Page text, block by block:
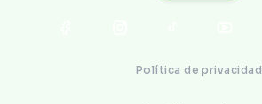
Política de privacidad